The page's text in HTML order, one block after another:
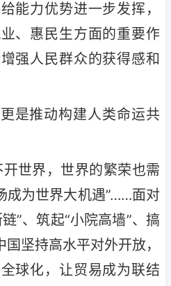
能力优势进一步发挥，
、惠民生方面的重要作
强人民群众的获得感和
是推动构建人类命运共
世界，世界的繁荣也需
成为世界大机遇”……面对
”、筑起“小院高墙”、搞
坚持高水平对外开放，
球化，让贸易成为联结